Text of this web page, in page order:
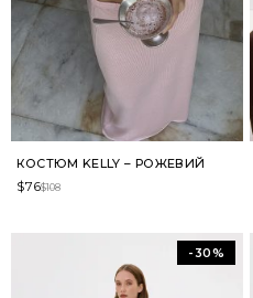
КОСТЮМ KELLY – РОЖЕВИЙ
$108
$76
-30%